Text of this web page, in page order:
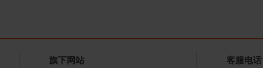
旗下网站 客服电话